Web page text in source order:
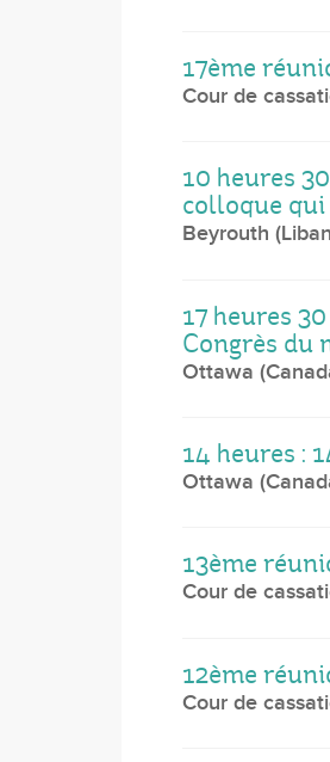
17ème
Cour de
10 heures
colloque qui
Beyrouth
17 heures
Congrès du
Ottawa
14 heures :
Ottawa
13ème
Cour de
12ème
Cour de